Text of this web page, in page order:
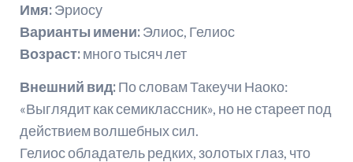
Имя:Эриосу
Варианты имени:Элиос, Гелиос
Возраст:много тысяч лет
Внешний вид:По словам Такеучи Наоко:
«Выглядит как семиклассник», но не стареет под
действием волшебных сил.
Гелиос обладатель редких, золотых глаз, что